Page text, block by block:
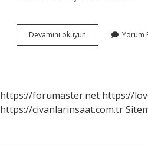
Devamını okuyun
Fiili
Yorum
https://forumaster.net https://
https://civanlarinsaat.com.tr